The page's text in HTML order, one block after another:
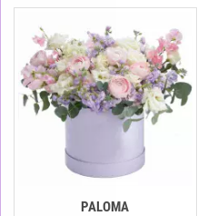
PALOMA